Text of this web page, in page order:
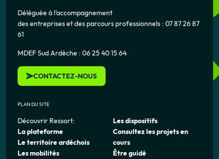
Déléguée à l’accompagnement
des entreprises et des parcours professionnels : 07 87 26 87
61
MDEF Sud Ardèche : 06 25 40 15 64
CONTACTEZ-NOUS
PLAN DU SITE
Découvrir Ressort:
La plateforme
Le territoire ardéchois
Les mobilités
Les dispositifs
Consultez les projets en
cours
Être guidé